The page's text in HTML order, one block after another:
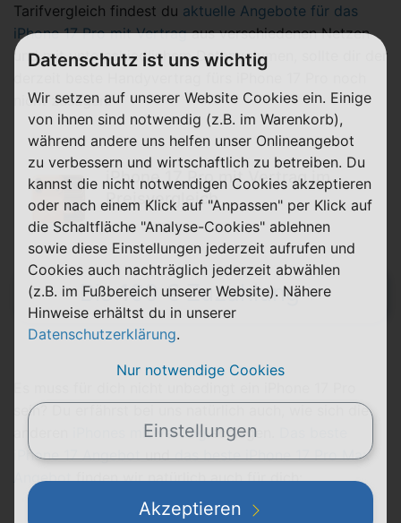
Tarifvergleich findest du aktuelle Angebote für das
iPhone 17 Pro mit Vertragaus verschiedenen Netzen
und mit unterschiedlichem Datenvolumen, sollte dir der
nicht zusagen.
iPhone 17 Pro mit Vertrag im
Preisvergleich
Bis 100 € Zuzahlung
sein? Du erfährst bei uns natürlich auch, wie sich die
iPhones mit Vertragschlagen.
iPhone 17 Angebotunddas beste iPhone 17 Pro Max
Angebotfinden wir natürlich auch für dich:
Datenschutz ist uns wichtig
Wir setzen auf unserer Website Cookies ein. Einige
von ihnen sind notwendig (z.B. im Warenkorb),
während andere uns helfen unser Onlineangebot
zu verbessern und wirtschaftlich zu betreiben. Du
kannst die nicht notwendigen Cookies akzeptieren
oder nach einem Klick auf "Anpassen" per Klick auf
die Schaltfläche "Analyse-Cookies" ablehnen
sowie diese Einstellungen jederzeit aufrufen und
Cookies auch nachträglich jederzeit abwählen
(z.B. im Fußbereich unserer Website). Nähere
Hinweise erhältst du in unserer
Datenschutzerklärung.
Nur notwendige Cookies
Einstellungen
Akzeptieren